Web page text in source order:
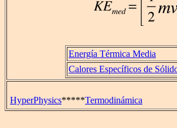
Energía Térmica Media
Calores Específicos de
HyperPhysics*****Termodinámica